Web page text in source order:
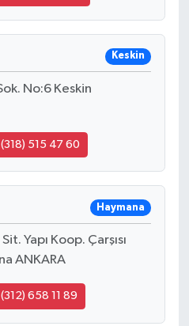
Keskin
No:6 Keskin
515 47 60
Haymana
Yapı Koop. Çarşısı
ANKARA
658 11 89